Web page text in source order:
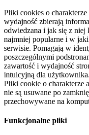
Pliki cookies o
wydajność zbierają
odwiedzana i jak się z niej
najmniej popularne i w
serwisie. Pomagają w
poszczególnymi
zawartość i wydajność
intuicyjną dla użytkownika.
Pliki cookie o charakterze
nie są usuwane po
przechowywane na
Funkcjonalne pliki